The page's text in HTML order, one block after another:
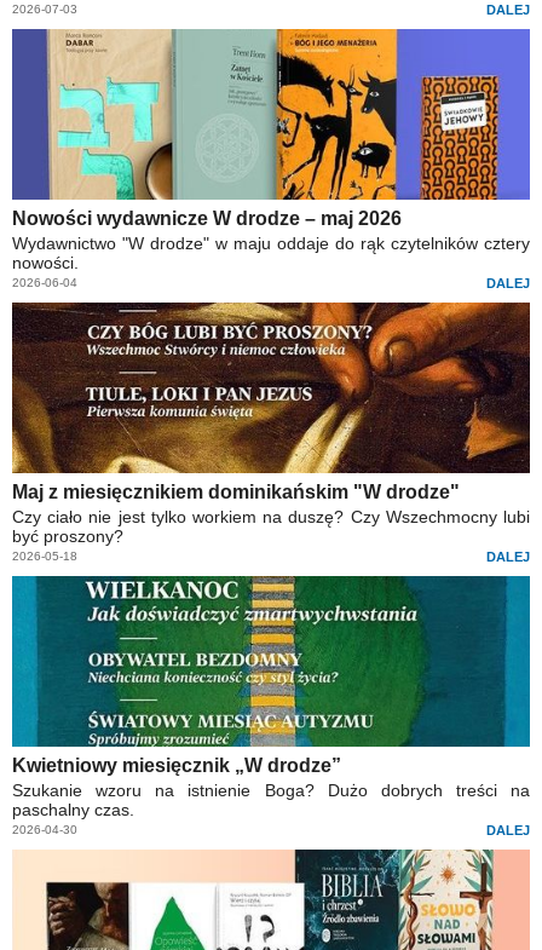
2026-07-03 DALEJ
Nowości wydawnicze W drodze – maj 2026
Wydawnictwo "W drodze" w maju oddaje do rąk czytelników cztery
nowości.
2026-06-04 DALEJ
Maj z miesięcznikiem dominikańskim "W drodze"
Czy ciało nie jest tylko workiem na duszę? Czy Wszechmocny lubi
być proszony?
2026-05-18 DALEJ
Kwietniowy miesięcznik „W drodze”
Szukanie wzoru na istnienie Boga? Dużo dobrych treści na
paschalny czas.
2026-04-30 DALEJ